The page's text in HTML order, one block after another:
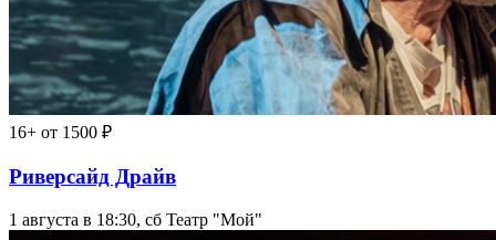
16+ от 1500 ₽
Риверсайд Драйв
1 августа в 18:30, сб Театр "Мой"